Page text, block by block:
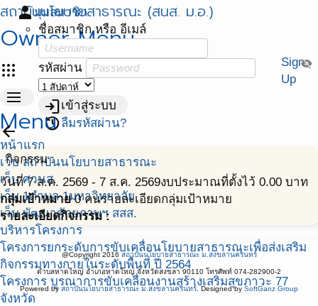
สถาบันนโยบายสาธารณะ (สนส. ม.อ.)
Owner Menu
apps
personมุมสมาชิก
ชื่อสมาชิก หรือ อีเมล์
รหัสผ่าน visibility_off
loginเข้าสู่ระบบ
restoreลืมรหัสผ่าน?
Sign
Up
menu
Menu
หน้าแรก
เว็บ สถาบันนโยบายสาธารณะ
เว็บ ศวนส.
เว็บ 1ตำบล 1มหาวิทยาลัย
เว็บ พัฒนาศักยภาพฯ สสส.
บริหารโครงการ
โครงการยกระดับการขับเคลื่อนโยบายสาธารณะเพื่อส่งเสริม
กิจกรรมทางกายในระดับพื้นที่ ปี 2564
โครงการ บูรณาการขับเคลื่อนงานสร้างเสริมสุขภาวะ 77
จังหวัด
arrow_back
กิจกรรม :
วันที่ 7 ส.ค. 2569 - 7 ส.ค. 2569งบประมาณที่ตั้งไว้ 0.00 บาท
กลุ่มเป้าหมาย0 คนรายละเอียดกลุ่มเป้าหมาย
รายละเอียดกิจกรรม :
@Copyright 2016 สถาบันนโยบายสาธารณะ ม.สงขลานครินทร์
ตำบลหาดใหญ่ อำเภอหาดใหญ่ จังหวัดสงขลา 90110 โทรศัพท์ 074-282900-2
Powered by สถาบันนโยบายสาธารณะ ม.สงขลานครินทร์ . Designed by SoftGanz Group